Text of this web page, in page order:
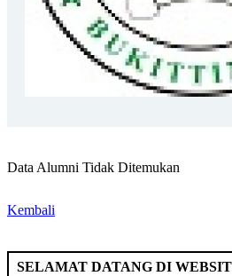
Data Alumni Tidak Ditemukan
Kembali
DATANG DI WEBSITE